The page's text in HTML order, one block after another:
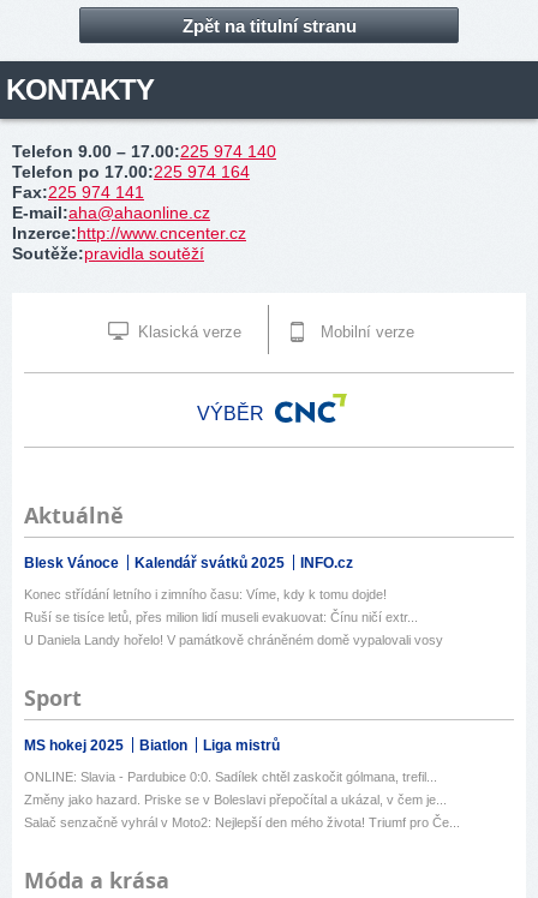
Zpět na titulní stranu
KONTAKTY
Telefon 9.00 – 17.00:225 974 140
Telefon po 17.00:225 974 164
Fax:225 974 141
E-mail:aha@ahaonline.cz
Inzerce:http://www.cncenter.cz
Soutěže:pravidla soutěží
Klasická verze Mobilní verze
VÝBĚR
Aktuálně
Blesk Vánoce Kalendář svátků 2025 INFO.cz
Konec střídání letního i zimního času: Víme, kdy k tomu dojde!
Ruší se tisíce letů, přes milion lidí museli evakuovat: Čínu ničí extr...
U Daniela Landy hořelo! V památkově chráněném domě vypalovali vosy
Sport
MS hokej 2025 Biatlon Liga mistrů
ONLINE: Slavia - Pardubice 0:0. Sadílek chtěl zaskočit gólmana, trefil...
Změny jako hazard. Priske se v Boleslavi přepočítal a ukázal, v čem je...
Salač senzačně vyhrál v Moto2: Nejlepší den mého života! Triumf pro Če...
Móda a krása